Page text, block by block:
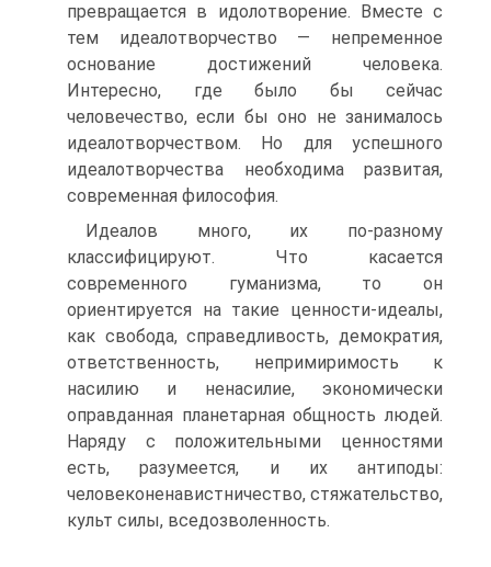
превращается в идолотворение. Вместе с
тем идеалотворчество — непременное
основание достижений человека.
Интересно, где было бы сейчас
человечество, если бы оно не занималось
идеалотворчеством. Но для успешного
идеалотворчества необходима развитая,
современная философия.
Идеалов много, их по-разному
классифицируют. Что касается
современного гуманизма, то он
ориентируется на такие ценности-идеалы,
как свобода, справедливость, демократия,
ответственность, непримиримость к
насилию и ненасилие, экономически
оправданная планетарная общность людей.
Наряду с положительными ценностями
есть, разумеется, и их антиподы:
человеконенавистничество, стяжательство,
культ силы, вседозволенность.